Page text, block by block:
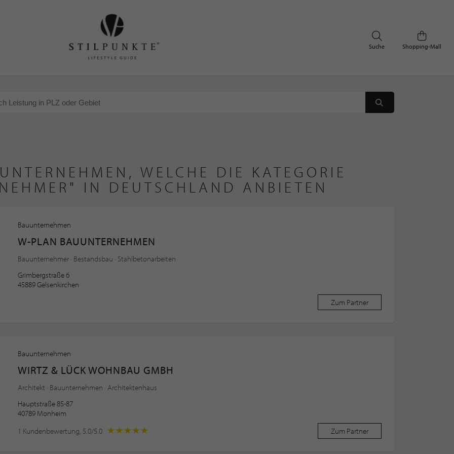
Shopping-Mall
Suche
WELCHE DIE KATEGORIE
IN DEUTSCHLAND ANBIETEN
Bauunternehmen
W-PLAN BAUUNTERNEHMEN
Bauunternehmer · Bestandsbau · Stahlbetonarbeiten
Grimbergstraße 6
45889 Gelsenkirchen
Zum Partner
Bauunternehmen
WIRTZ & LÜCK WOHNBAU GMBH
Architekt · Bauunternehmen · Architektenhaus
Hauptstraße 85-87
40789 Monheim
1 Kundenbewertung, 5.0/5.0
Zum Partner